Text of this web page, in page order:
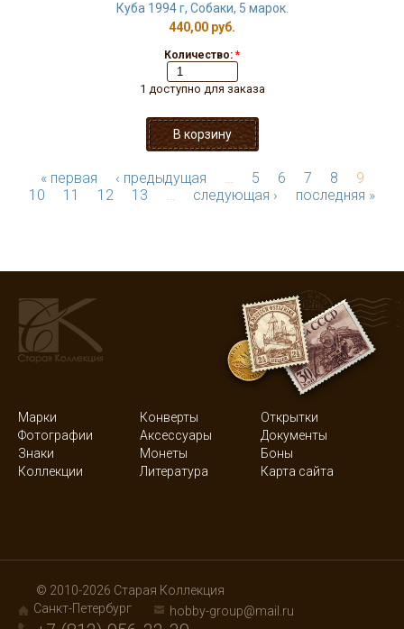
Куба 1994 г, Собаки, 5 марок.
440,00 руб.
Количество: *
1 доступно для заказа
« первая ‹ предыдущая … 5 6 7 8
9
10
11 12 13 … следующая › последняя »
Марки Конверты
Открытки
Фотографии
Аксессуары
Документы
Знаки
Монеты
Боны
Коллекции
Литература Карта сайта
© 2010-2026 Старая Коллекция
Санкт-Петербург
hobby-group@mail.ru